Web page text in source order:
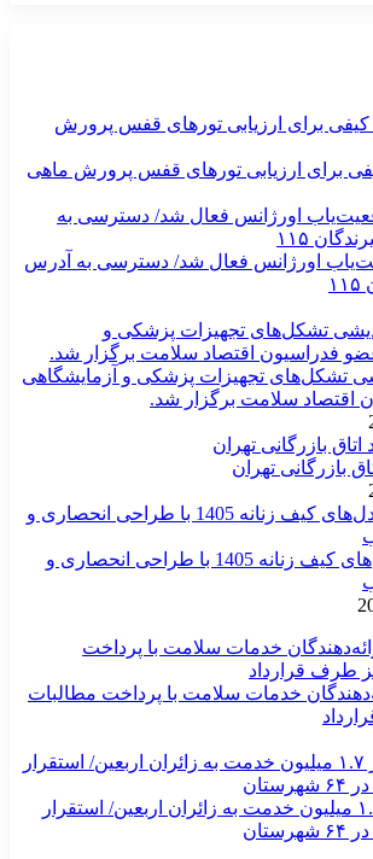
برای ارزیابی تورهای قفس پرورش ماهی
اورژانس فعال شد/ دسترسی به آدرس
تشکل‌های تجهیزات پزشکی و آزمایشگاهی
اقتصاد سلامت برگزار شد.
بازرگانی تهران
جدیدترین مدل‌های کیف زنانه 1405 با طراحی انحصاری و
خدمات سلامت با پرداخت مطالبات
ارائه بیش از ۱.۷ میلیون خدمت به زائران اربعین/ استقرار